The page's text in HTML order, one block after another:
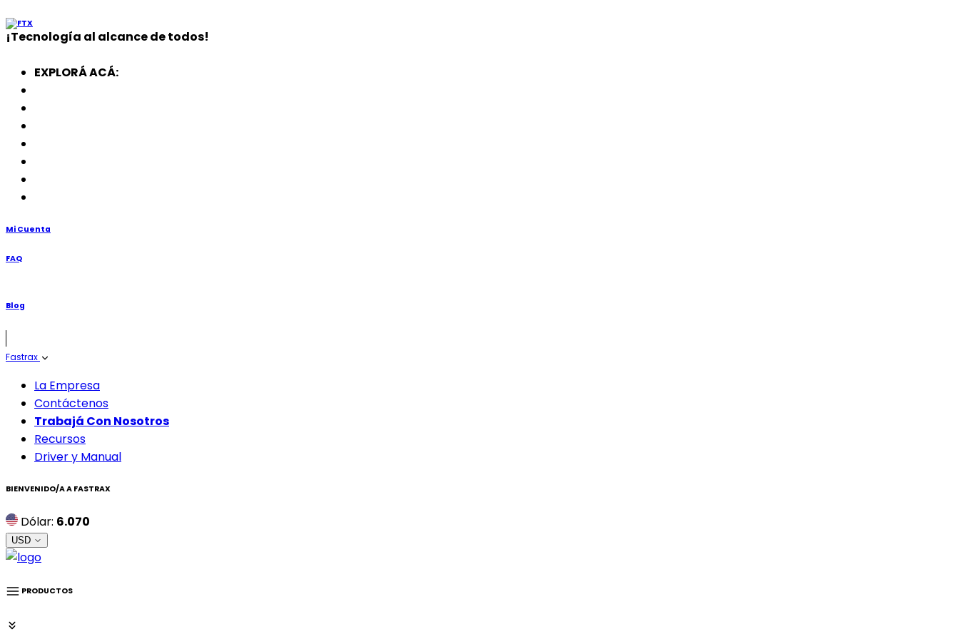
¡Tecnología al alcance de todos!
EXPLORÁ ACÁ:
Mi Cuenta
FAQ
Blog
Fastrax
La Empresa
Contáctenos
Trabajá Con Nosotros
Recursos
Driver y Manual
BIENVENIDO/A A FASTRAX
Dólar: 6.070
USD
PRODUCTOS